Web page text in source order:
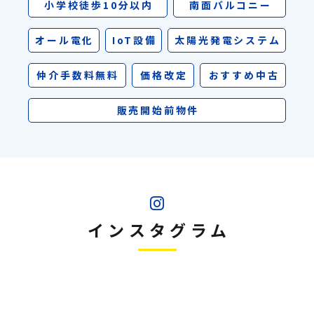
小学校徒歩10分以内 南面バルコニー
オール電化 IoT設備 太陽光発電システム
仲介手数料無料 価格改定 おすすめ中古
販売開始前物件
インスタグラム